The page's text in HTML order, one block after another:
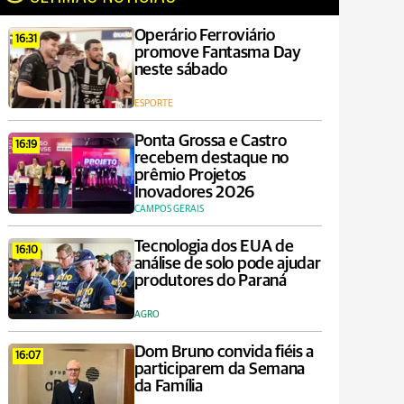
16:31
Operário Ferroviário
promove Fantasma Day
neste sábado
ESPORTE
16:19
Ponta Grossa e Castro
recebem destaque no
prêmio Projetos
Inovadores 2026
CAMPOS GERAIS
16:10
Tecnologia dos EUA de
análise de solo pode ajudar
produtores do Paraná
AGRO
16:07
Dom Bruno convida fiéis a
participarem da Semana
da Família